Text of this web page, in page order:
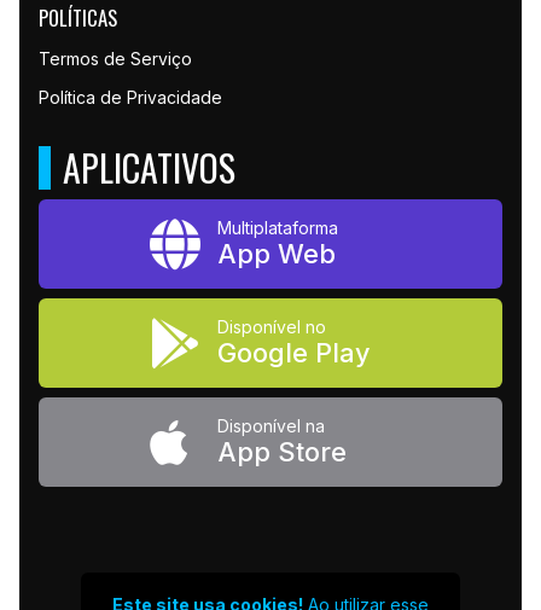
POLÍTICAS
Termos de Serviço
Política de Privacidade
APLICATIVOS
Multiplataforma
App Web
Disponível no
Google Play
Disponível na
App Store
Este site usa cookies! Ao utilizar esse